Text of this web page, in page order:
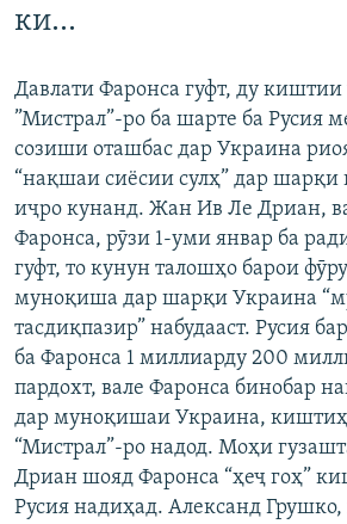
феҳристи
Ҷаҳиш
ба
ОСИЁИ МАРКАЗӢ
ФАРҲАНГ
МЕҲМОНИ ОЗОДӢ
ВАРЗИШ
ҶАНГ ДАР УКРАИНА
НАЗАРИ МАРДУМ
БЛОГИСТОН
ОЗОДӢ ОНЛАЙН
ЧАНДРАСОНАӢ
ВИДЕО
НИГОРИСТОН
ГУЗОРИШҲОИ РАДИОӢ
РӮЙХАТҲО
КИТОБҲОИ ОЗОДӢ
Русский
ПАЙГИРӢ КУНЕД
ки...
Давлати Фаронса гуфт, ду
”Мистрал”-ро ба шарте ба Русия
созиши оташбас дар Украина
“нақшаи сиёсии сулҳ” дар
иҷро кунанд. Жан Ив Ле Дриан,
Фаронса, рӯзи 1-уми январ ба
гуфт, то кунун талошҳо барои
муноқиша дар шарқи Украина
тасдиқпазир” набудааст. Русия
ба Фаронса 1 миллиарду 200
пардохт, вале Фаронса бинобар
дар муноқишаи Украина,
“Мистрал”-ро надод. Моҳи
Дриан шояд Фаронса “ҳеҷ гоҳ”
Русия надиҳад. Александ